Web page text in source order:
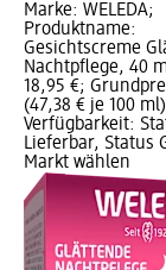
Marke: WELEDA;
Produktname:
Gesichtscreme
Nachtpflege, 40
18,95 €;
(47,38 € je 100
Verfügbarkeit:
Lieferbar, Status
Markt wählen